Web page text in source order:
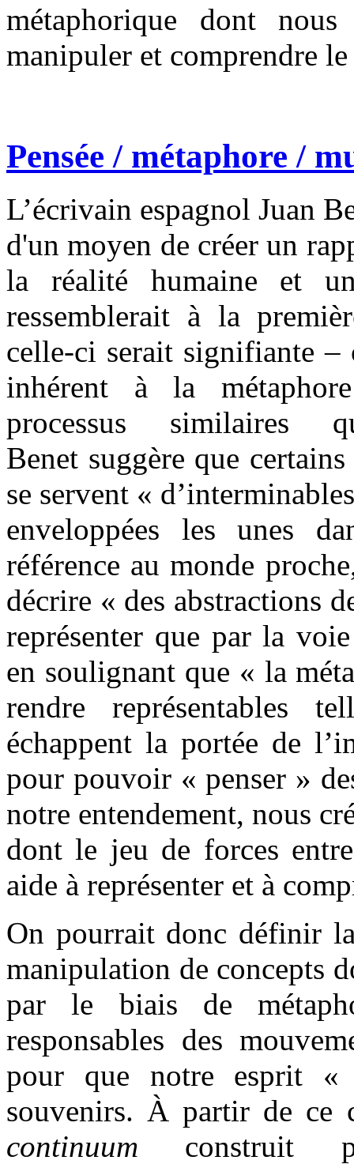
métaphorique dont
manipuler et comprendre
Pensée / métaphore /
L’écrivain espagnol Juan
d'un moyen de créer un
la réalité humaine et
ressemblerait à la
celle-ci serait signifiante –
inhérent à la
processus
Benet suggère que
se servent «
enveloppées les unes
référence au monde
décrire « des abstractions
représenter que par la
en soulignant que « la
rendre représentables
échappent la portée de
pour pouvoir « penser »
notre entendement, nous
dont le jeu de forces
aide à représenter et à
On pourrait donc définir
manipulation de concepts
par le biais de
responsables des
pour que notre esprit «
souvenirs. À partir de ce
continuum construit